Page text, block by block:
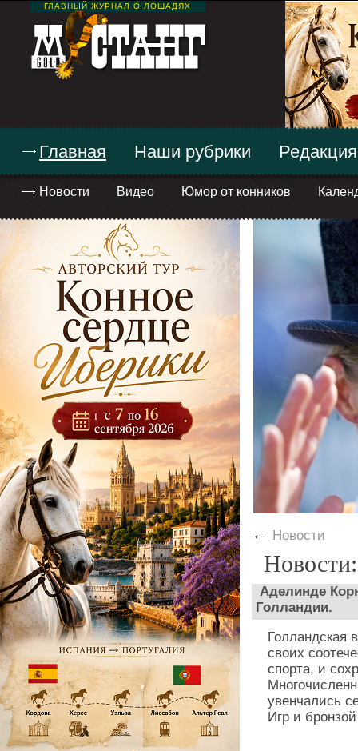
ГЛАВНЫЙ ЖУРНАЛ О ЛОШАДЯХ
Главная
Новости Видео Юмор от конников
Наши рубрики Редакция
← Новости
Аделинде
Голландии.
Голландская
своих
спорта, и
увенчались
Игр и